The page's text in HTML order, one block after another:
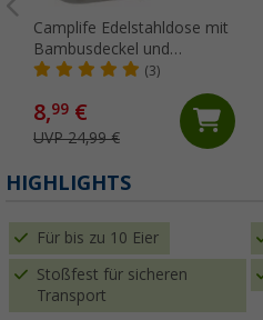
Camplife Edelstahldose mit
Bambusdeckel und
Gummiband 1200 ml
(3)
8,99 €
UVP 24,99 €
HIGHLIGHTS
Für bis zu 10 Eier
Stoßfest für sicheren
Transport